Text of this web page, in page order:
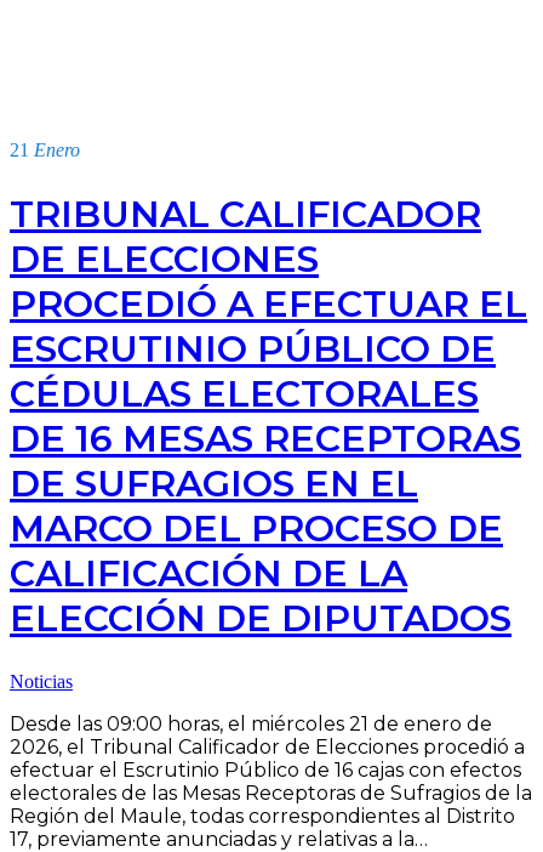
21 Enero
TRIBUNAL CALIFICADOR
DE ELECCIONES
PROCEDIÓ A EFECTUAR EL
ESCRUTINIO PÚBLICO DE
CÉDULAS ELECTORALES
DE 16 MESAS RECEPTORAS
DE SUFRAGIOS EN EL
MARCO DEL PROCESO DE
CALIFICACIÓN DE LA
ELECCIÓN DE DIPUTADOS
Noticias
Desde las 09:00 horas, el miércoles 21 de enero de
2026, el Tribunal Calificador de Elecciones procedió a
efectuar el Escrutinio Público de 16 cajas con efectos
electorales de las Mesas Receptoras de Sufragios de la
Región del Maule, todas correspondientes al Distrito
17, previamente anunciadas y relativas a la…